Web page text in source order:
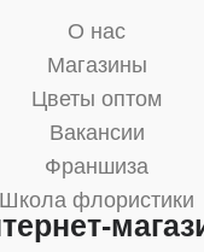
О нас
Магазины
Цветы оптом
Вакансии
Франшиза
Школа флористики